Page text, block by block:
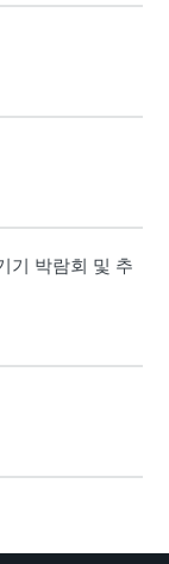
기 박람회 및 추